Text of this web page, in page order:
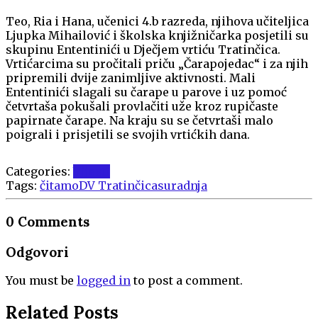
Teo, Ria i Hana, učenici 4.b razreda, njihova učiteljica
Ljupka Mihailović i školska knjižničarka posjetili su
skupinu Ententinići u Dječjem vrtiću Tratinčica.
Vrtićarcima su pročitali priču „Čarapojedac“ i za njih
pripremili dvije zanimljive aktivnosti. Mali
Ententinići slagali su čarape u parove i uz pomoć
četvrtaša pokušali provlačiti uže kroz rupičaste
papirnate čarape. Na kraju su se četvrtaši malo
poigrali i prisjetili se svojih vrtićkih dana.
Categories:
Tags: čitamoDV Tratinčicasuradnja
0 Comments
Odgovori
You must be logged into post a comment.
Related Posts